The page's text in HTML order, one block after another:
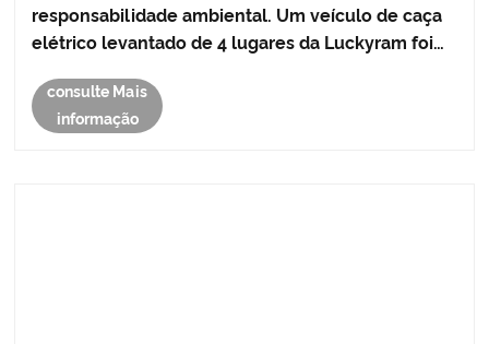
responsabilidade ambiental. Um veículo de caça
elétrico levantado de 4 lugares da Luckyram foi
proprietários de fazendas, entusiastas de
atividades ao ar livre e usuário......
consulte Mais
informação